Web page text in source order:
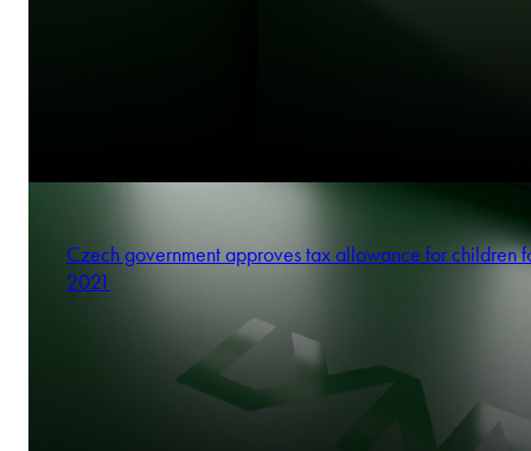
Czech government approves tax allowance for children
2021